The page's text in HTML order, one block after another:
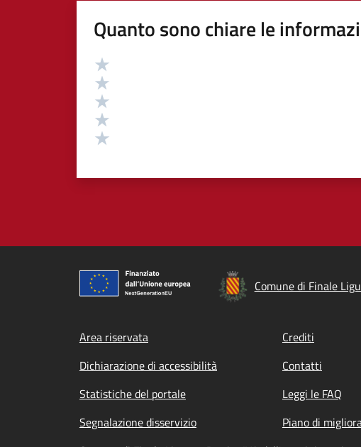
Quanto sono chiare le
Valutazione
Comune di Finale
Footer menu
Area riservata Crediti
Dichiarazione di accessibilità
Contatti
Statistiche del portale
Leggi le FAQ
Segnalazione disservizio
Piano di